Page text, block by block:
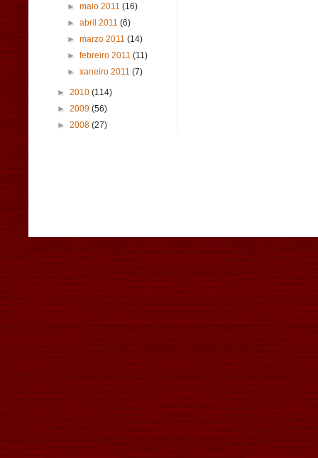
►maio 2011(16)
►abril 2011(6)
►marzo 2011(14)
►febreiro 2011(11)
►xaneiro 2011(7)
► 2010 (114)
► 2009 (56)
► 2008 (27)